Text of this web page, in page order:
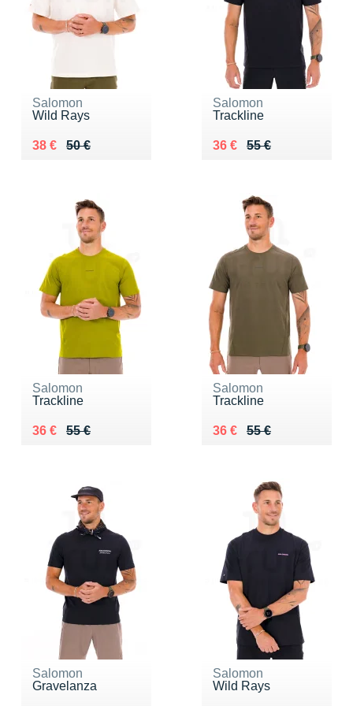
Salomon
Wild Rays
50 €
Au lieu de 50 €
38 €
Vendu 38 €
Salomon
Trackline
55 €
Au lieu de 55 €
36 €
Vendu 36 €
Salomon
Trackline
55 €
Au lieu de 55 €
36 €
Vendu 36 €
Salomon
Trackline
55 €
Au lieu de 55 €
36 €
Vendu 36 €
Salomon
Gravelanza
Salomon
Wild Rays